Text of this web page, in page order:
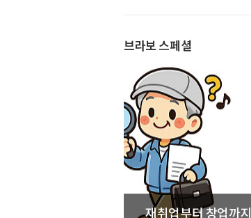
브라보 스페셜
재취업부터 창업까